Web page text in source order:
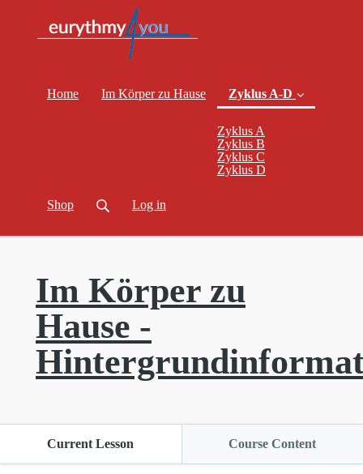
Home Im Körper zu Hause Zyklus A-D
Zyklus A
Zyklus B
Zyklus C
Zyklus D
Shop Log in
Im Körper zu
Hause -
Current Lesson Course Content